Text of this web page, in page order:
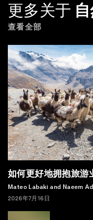
更多关于
查看全部
如何更好地拥抱旅游
Mateo Labaki and Naeem
2026年7月16日